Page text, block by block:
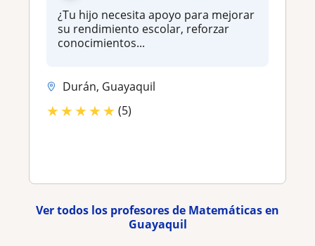
¿Tu hijo necesita apoyo para mejorar
su rendimiento escolar, reforzar
conocimientos...
Durán, Guayaquil
★★★★★ (5)
Ver todos los profesores de Matemáticas en
Guayaquil